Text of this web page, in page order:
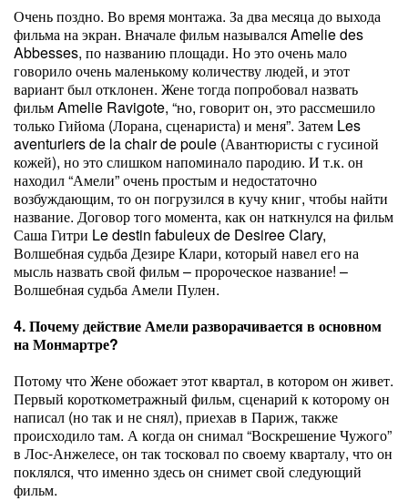
Очень поздно. Во время монтажа. За два месяца до выхода
фильма на экран. Вначале фильм назывался Amelie des
Abbesses, по названию площади. Но это очень мало
говорило очень маленькому количеству людей, и этот
вариант был отклонен. Жене тогда попробовал назвать
фильм Amelie Ravigote, “но, говорит он, это рассмешило
только Гийома (Лорана, сценариста) и меня”. Затем Les
aventuriers de la chair de poule (Авантюристы с гусиной
кожей), но это слишком напоминало пародию. И т.к. он
находил “Амели” очень простым и недостаточно
возбуждающим, то он погрузился в кучу книг, чтобы найти
название. Договор того момента, как он наткнулся на фильм
Саша Гитри Le destin fabuleux de Desiree Clary,
Волшебная судьба Дезире Клари, который навел его на
мысль назвать свой фильм – пророческое название! –
Волшебная судьба Амели Пулен.
4. Почему действие Амели разворачивается в основном
на Монмартре?
Потому что Жене обожает этот квартал, в котором он живет.
Первый короткометражный фильм, сценарий к которому он
написал (но так и не снял), приехав в Париж, также
происходило там. А когда он снимал “Воскрешение Чужого”
в Лос-Анжелесе, он так тосковал по своему кварталу, что он
поклялся, что именно здесь он снимет свой следующий
фильм.